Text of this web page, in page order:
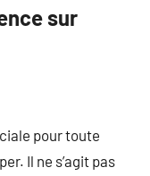
sur
pour toute
Il ne s’agit pas